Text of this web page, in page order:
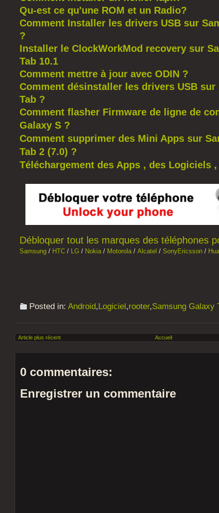
Qu-est ce qu'une ROM et un Radio?
Comment Installer les drivers USB sur
?
Installer le ClockWorkMod recovery sur
Tab 10.1
Comment mettre à jour avec ODIN ?
Comment désinstaller les drivers USB sur
Tab ?
Comment flasher Firmware de ligne de
Galaxy S ?
Comment supprimer des Mini Apps sur
Tab 2 (7.0) ?
Téléchargement des Apps , des Logiciels
Débloquer tout les marques des téléphones
Samsung / HTC / LG / Nokia / Motorola / Alcatel / SonyEricsson /
Posted in: Android,Logiciel,rooter,Samsung Galaxy
Article plus récent Accueil
0 commentaires:
Enregistrer un commentaire